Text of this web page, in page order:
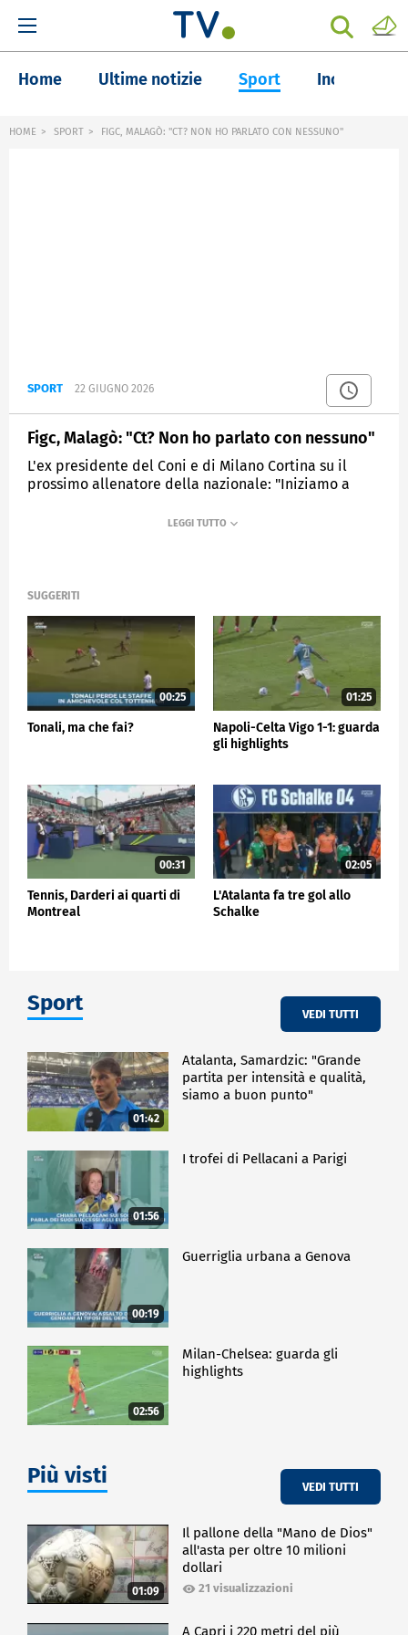
Home Ultime notizie Sport Inchieste
HOME SPORT FIGC, MALAGÒ: "CT? NON HO PARLATO CON NESSUNO"
SPORT 22 GIUGNO 2026
Figc, Malagò: "Ct? Non ho parlato con nessuno"
L'ex presidente del Coni e di Milano Cortina su il
prossimo allenatore della nazionale: "Iniziamo a
SUGGERITI
00:25
Tonali, ma che fai?
01:25
Napoli-Celta Vigo 1-1: guarda
gli highlights
00:31
Tennis, Darderi ai quarti di
Montreal
02:05
L'Atalanta fa tre gol allo
Schalke
Sport VEDI TUTTI
01:42
Atalanta, Samardzic: "Grande
partita per intensità e qualità,
siamo a buon punto"
01:56
I trofei di Pellacani a Parigi
00:19
Guerriglia urbana a Genova
02:56
Milan-Chelsea: guarda gli
highlights
Più visti VEDI TUTTI
01:09
Il pallone della "Mano de Dios"
all'asta per oltre 10 milioni
dollari
21 visualizzazioni
A Capri i 220 metri del più